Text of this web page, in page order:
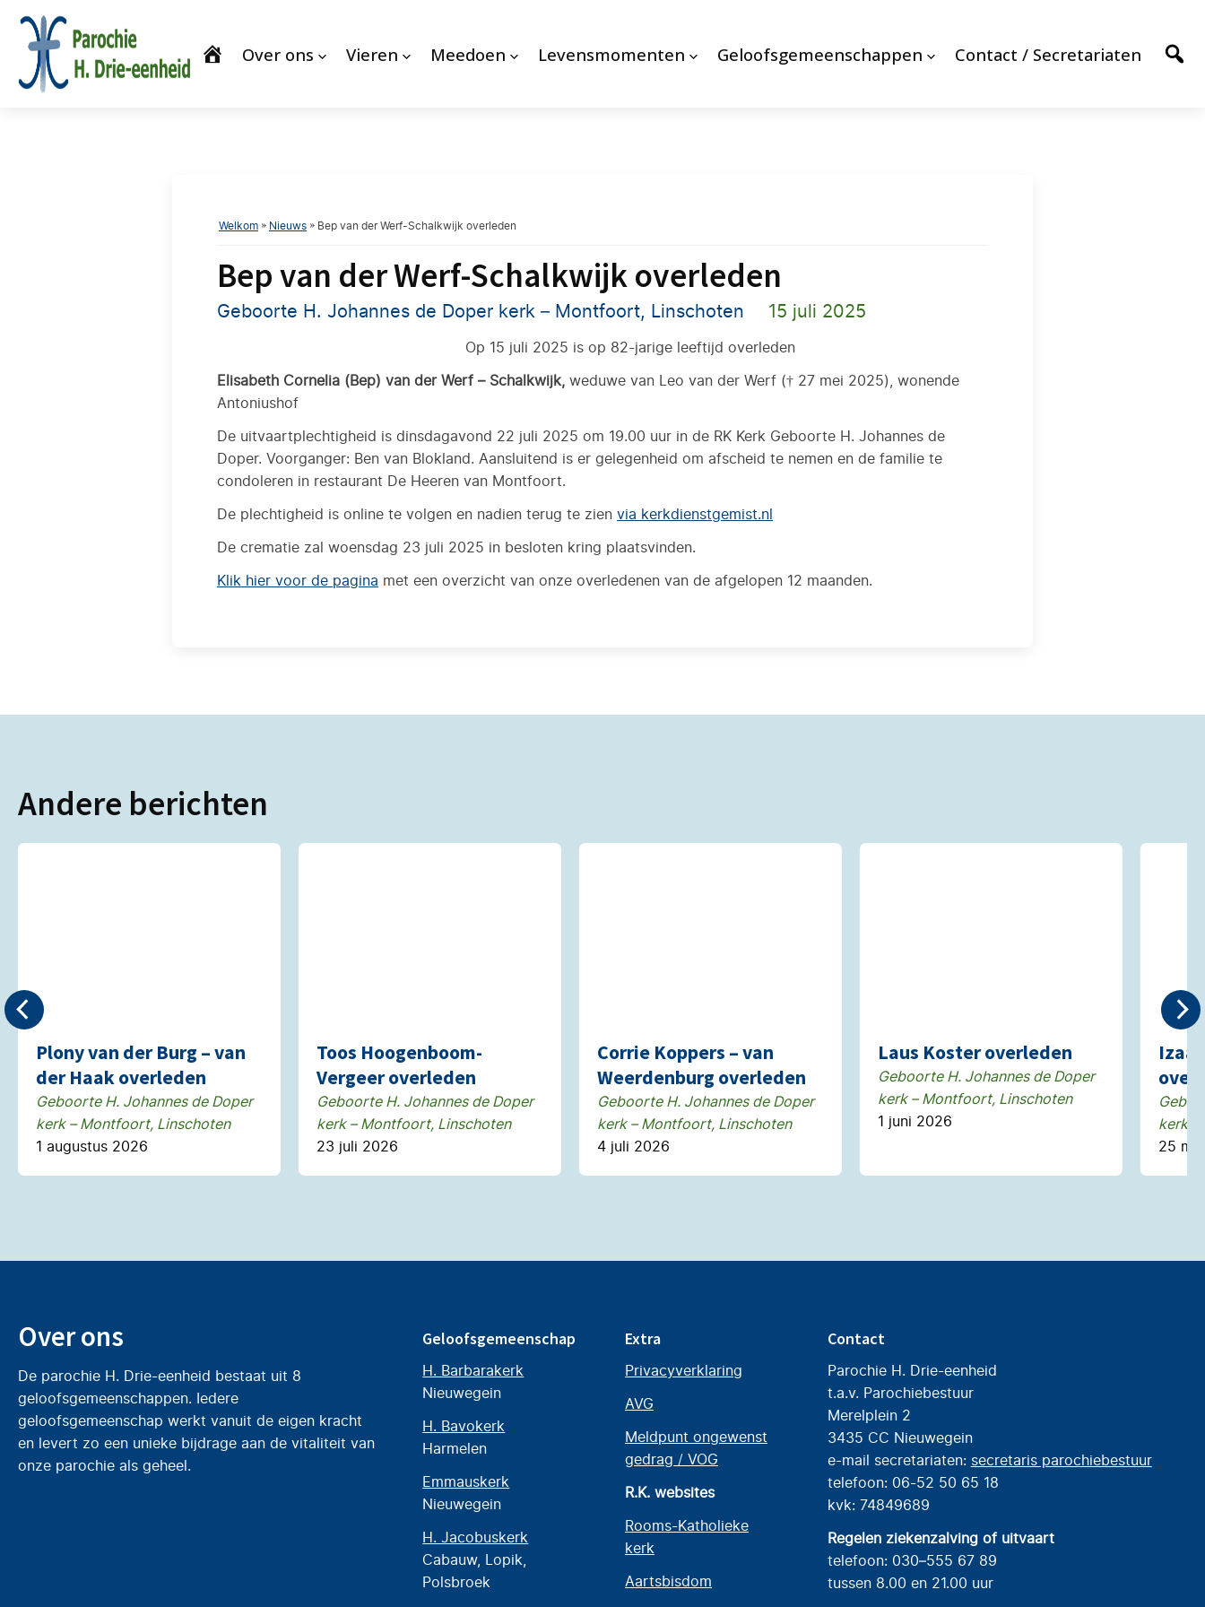
Over ons Vieren Meedoen Levensmomenten Geloofsgemeenschappen Contact / Secretariaten
Welkom » Nieuws » Bep van der Werf-Schalkwijk overleden
Bep van der Werf-Schalkwijk overleden
Geboorte H. Johannes de Doper kerk – Montfoort, Linschoten 15 juli 2025
Op 15 juli 2025 is op 82-jarige leeftijd overleden
Elisabeth Cornelia (Bep) van der Werf – Schalkwijk, weduwe van Leo van der Werf († 27 mei 2025), wonende
Antoniushof
De uitvaartplechtigheid is dinsdagavond 22 juli 2025 om 19.00 uur in de RK Kerk Geboorte H. Johannes de
Doper. Voorganger: Ben van Blokland. Aansluitend is er gelegenheid om afscheid te nemen en de familie te
condoleren in restaurant De Heeren van Montfoort.
De plechtigheid is online te volgen en nadien terug te zien via kerkdienstgemist.nl
De crematie zal woensdag 23 juli 2025 in besloten kring plaatsvinden.
Klik hier voor de pagina met een overzicht van onze overledenen van de afgelopen 12 maanden.
Andere berichten
Plony van der Burg – van
der Haak overleden
Geboorte H. Johannes de Doper
kerk – Montfoort, Linschoten
1 augustus 2026
Toos Hoogenboom-
Vergeer overleden
Geboorte H. Johannes de Doper
kerk – Montfoort, Linschoten
23 juli 2026
Corrie Koppers – van
Weerdenburg overleden
Geboorte H. Johannes de Doper
kerk – Montfoort, Linschoten
4 juli 2026
Laus Koster overleden
Geboorte H. Johannes de Doper
kerk – Montfoort, Linschoten
1 juni 2026
kerk –
25
Over ons
De parochie H. Drie-eenheid bestaat uit 8
geloofsgemeenschappen. Iedere
geloofsgemeenschap werkt vanuit de eigen kracht
en levert zo een unieke bijdrage aan de vitaliteit van
onze parochie als geheel.
Geloofsgemeenschap
H. Barbarakerk
Nieuwegein
H. Bavokerk
Harmelen
Emmauskerk
Nieuwegein
H. Jacobuskerk
Cabauw, Lopik,
Polsbroek
Extra
Privacyverklaring
AVG
Meldpunt ongewenst
gedrag / VOG
R.K. websites
Rooms-Katholieke
kerk
Aartsbisdom
Contact
Parochie H. Drie-eenheid
t.a.v. Parochiebestuur
Merelplein 2
3435 CC Nieuwegein
e-mail secretariaten: secretaris parochiebestuur
telefoon: 06-52 50 65 18
kvk: 74849689
Regelen ziekenzalving of uitvaart
telefoon: 030–555 67 89
tussen 8.00 en 21.00 uur